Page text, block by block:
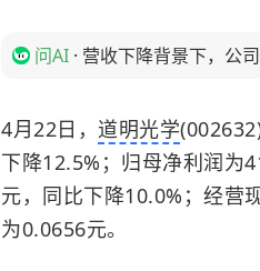
问AI · 营收下降背景下，公
4月22日， 道明光学
下降12.5%；归母净利润为
元，同比下降10.0%；经营
为0.0656元。